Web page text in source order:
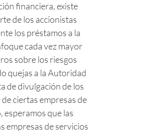
financiera, existe
de los accionistas
los préstamos a la
cada vez mayor
sobre los riesgos
quejas a la Autoridad
de divulgación de los
ciertas empresas de
esperamos que las
empresas de servicios